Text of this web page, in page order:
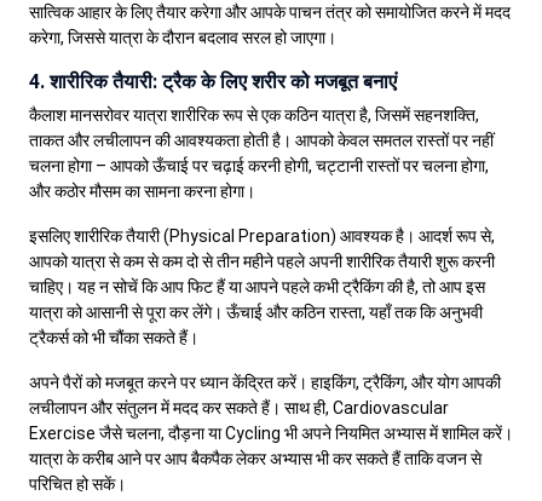
सात्विक आहार के लिए तैयार करेगा और आपके पाचन तंत्र को समायोजित करने में मदद
करेगा, जिससे यात्रा के दौरान बदलाव सरल हो जाएगा।
4. शारीरिक तैयारी: ट्रैक के लिए शरीर को मजबूत बनाएं
कैलाश मानसरोवर यात्रा शारीरिक रूप से एक कठिन यात्रा है, जिसमें सहनशक्ति,
ताकत और लचीलापन की आवश्यकता होती है। आपको केवल समतल रास्तों पर नहीं
चलना होगा – आपको ऊँचाई पर चढ़ाई करनी होगी, चट्टानी रास्तों पर चलना होगा,
और कठोर मौसम का सामना करना होगा।
इसलिए शारीरिक तैयारी (Physical Preparation) आवश्यक है। आदर्श रूप से,
आपको यात्रा से कम से कम दो से तीन महीने पहले अपनी शारीरिक तैयारी शुरू करनी
चाहिए। यह न सोचें कि आप फिट हैं या आपने पहले कभी ट्रैकिंग की है, तो आप इस
यात्रा को आसानी से पूरा कर लेंगे। ऊँचाई और कठिन रास्ता, यहाँ तक कि अनुभवी
ट्रैकर्स को भी चौंका सकते हैं।
अपने पैरों को मजबूत करने पर ध्यान केंद्रित करें। हाइकिंग, ट्रैकिंग, और योग आपकी
लचीलापन और संतुलन में मदद कर सकते हैं। साथ ही, Cardiovascular
Exercise जैसे चलना, दौड़ना या Cycling भी अपने नियमित अभ्यास में शामिल करें।
यात्रा के करीब आने पर आप बैकपैक लेकर अभ्यास भी कर सकते हैं ताकि वजन से
परिचित हो सकें।